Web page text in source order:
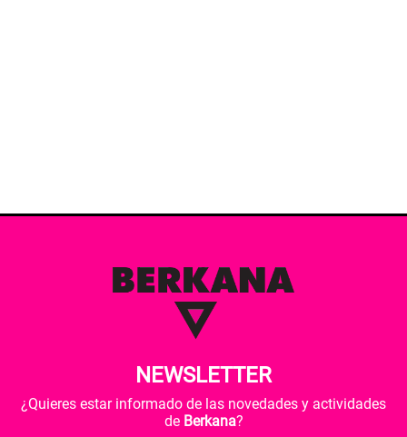
NEWSLETTER
¿Quieres estar informado de las novedades y actividades
de Berkana?